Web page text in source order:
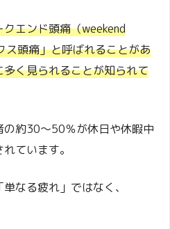
エンド頭痛（weekend
ス頭痛」と呼ばれることがあ
く見られることが知られて
約30〜50％が休日や休暇中
ています。
なる疲れ」ではなく、